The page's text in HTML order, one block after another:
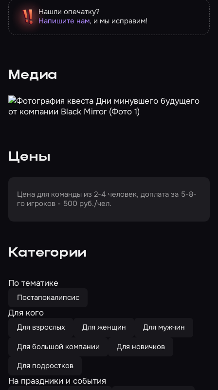
Нашли опечатку?
Напишите нам, и мы исправим!
Медиа
Цены
Цена для команды из 2-4 человек, доплата за 5-8-
го игроков - 500 руб./чел.
Категории
По тематике
Постапокалипсис
Для кого
Для взрослых Для женщин
Для мужчин
Для большой компании
Для новичков
Для подростков
На праздники и события